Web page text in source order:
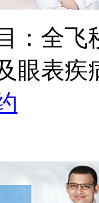
： 全飞
眼表疾